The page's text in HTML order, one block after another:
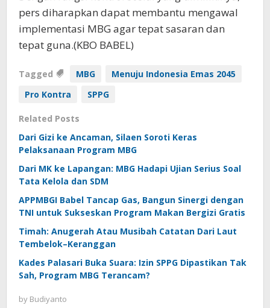
pers diharapkan dapat membantu mengawal
implementasi MBG agar tepat sasaran dan
tepat guna.(KBO BABEL)
Tagged MBG
Menuju Indonesia Emas 2045
Pro Kontra
SPPG
Related Posts
Dari Gizi ke Ancaman, Silaen Soroti Keras
Pelaksanaan Program MBG
Dari MK ke Lapangan: MBG Hadapi Ujian Serius Soal
Tata Kelola dan SDM
APPMBGI Babel Tancap Gas, Bangun Sinergi dengan
TNI untuk Sukseskan Program Makan Bergizi Gratis
Timah: Anugerah Atau Musibah Catatan Dari Laut
Tembelok–Keranggan
Kades Palasari Buka Suara: Izin SPPG Dipastikan Tak
Sah, Program MBG Terancam?
by Budiyanto